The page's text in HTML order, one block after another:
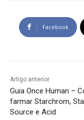
Facebook
Artigo anterior
Guia Once Human –
farmar Starchrom,
Source e Acid